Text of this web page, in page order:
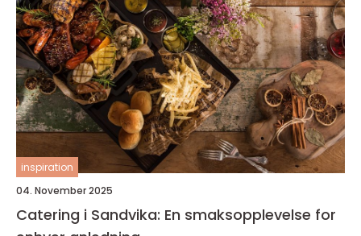
inspiration
04. November 2025
Catering i Sandvika: En smaksopplevelse for